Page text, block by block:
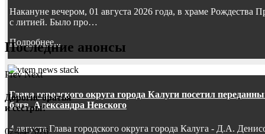
Накануне вечером, 01 августа 2026 года, в храме
с литией. Было про…
Подробнее...
Глава городского округа города Калуги посетил
блгв. Александра Невского
4 августа Глава городского округа города Калуга - Д.А.
Последние анонсы
Prev Next
Дорогие братья
и сестры!
02-04-2026